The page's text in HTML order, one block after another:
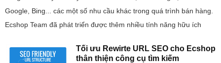
Google, Bing... các một số nhu cầu khác trong quá trình bán hàng.
Ecshop Team đã phát triển được thêm nhiều tính năng hữu ích
Tối ưu Rewirte URL SEO cho Ecshop
thân thiện công cụ tìm kiếm